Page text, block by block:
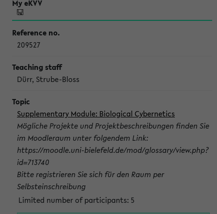
209527
Dürr, Strube-Bloss
Supplementary Module: Biological Cybernetics
Mögliche Projekte und Projektbeschreibungen finden Sie
im Moodleraum unter folgendem Link:
https://moodle.uni-bielefeld.de/mod/glossary/view.php?
id=713740
Bitte registrieren Sie sich für den Raum per
Selbsteinschreibung
Limited number of participants: 5